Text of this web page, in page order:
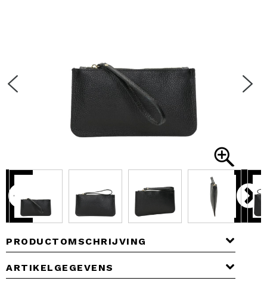
PRODUCTOMSCHRIJVING
ARTIKELGEGEVENS